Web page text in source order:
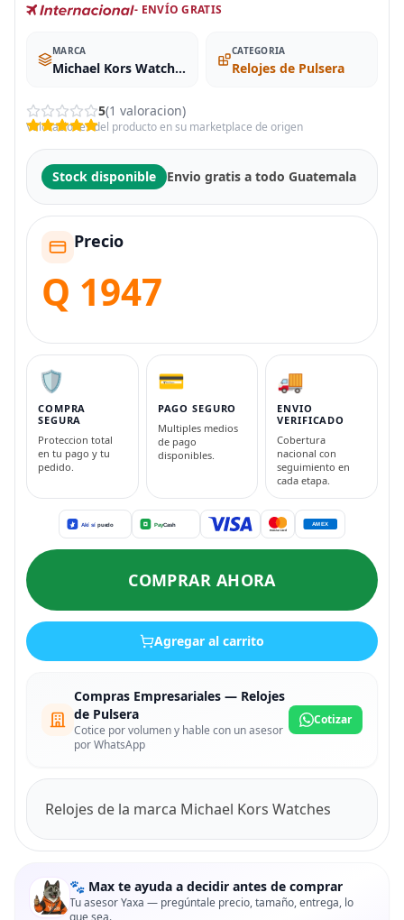
- ENVÍO GRATIS
MARCA
Michael Kors Watches
CATEGORIA
Relojes de Pulsera
5(1 valoracion)
Valoraciones del producto en su marketplace de origen
Stock disponible Envio gratis a todo Guatemala
Precio
Q 1947
🛡️
COMPRA
SEGURA
Proteccion total
en tu pago y tu
pedido.
💳
PAGO SEGURO
Multiples medios
de pago
disponibles.
🚚
ENVIO
VERIFICADO
Cobertura
nacional con
seguimiento en
cada etapa.
COMPRAR AHORA
Agregar al carrito
Compras Empresariales — Relojes
de Pulsera
Cotice por volumen y hable con un asesor
por WhatsApp
Cotizar
Relojes de la marca Michael Kors Watches
🐾 Max te ayuda a decidir antes de comprar
Tu asesor Yaxa — pregúntale precio, tamaño, entrega, lo
que sea.